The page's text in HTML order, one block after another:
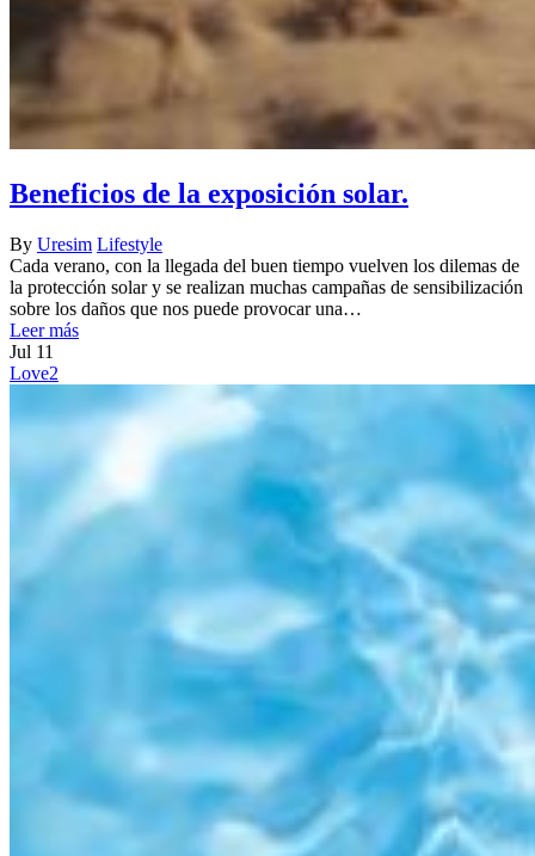
Beneficios de la exposición solar.
By Uresim Lifestyle
Cada verano, con la llegada del buen tiempo vuelven los dilemas de
la protección solar y se realizan muchas campañas de sensibilización
sobre los daños que nos puede provocar una…
Leer más
Jul 11
Love2